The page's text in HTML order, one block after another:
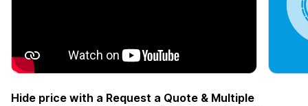
Hide price with a Request a Quote & Multiple